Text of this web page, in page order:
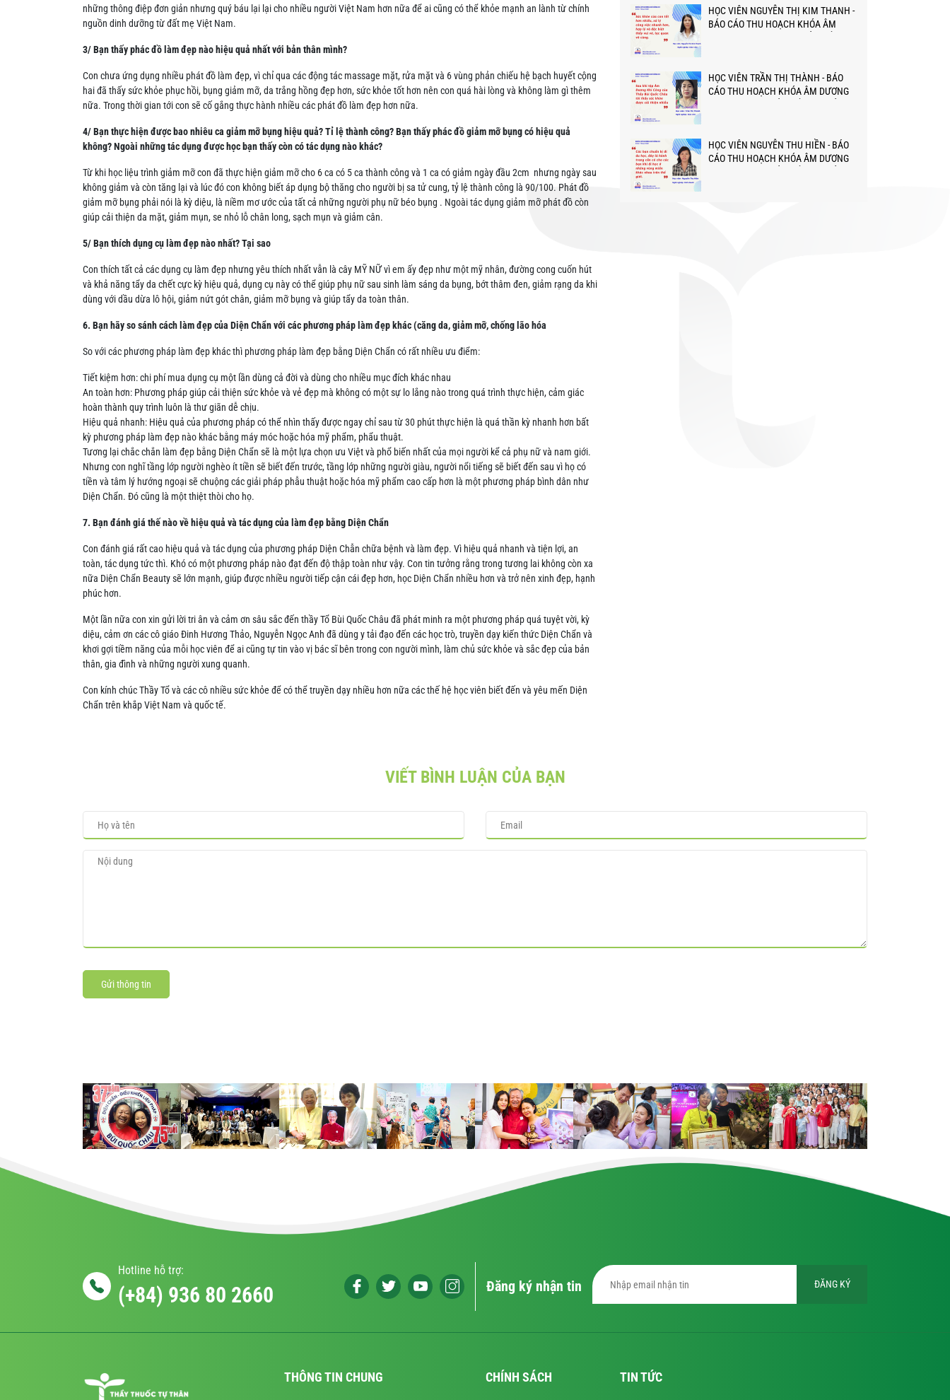
những thông điệp đơn giản nhưng quý báu lại lại cho nhiều người Việt Nam hơn nữa để ai cũng có thể khỏe mạnh an lành từ chính
nguồn dinh dưỡng từ đất mẹ Việt Nam.
3/ Bạn thấy phác đồ làm đẹp nào hiệu quả nhất với bản thân mình?
Con chưa ứng dụng nhiều phát đồ làm đẹp, vì chỉ qua các động tác massage mặt, rửa mặt và 6 vùng phản chiếu hệ bạch huyết cộng
hai đã thấy sức khỏe phục hồi, bụng giảm mỡ, da trắng hồng đẹp hơn, sức khỏe tốt hơn nên con quá hài lòng và không làm gì thêm
nữa. Trong thời gian tới con sẽ cố gắng thực hành nhiều các phát đồ làm đẹp hơn nữa.
4/ Bạn thực hiện được bao nhiêu ca giảm mỡ bụng hiệu quả? Tỉ lệ thành công? Bạn thấy phác đồ giảm mỡ bụng có hiệu quả
không? Ngoài những tác dụng được học bạn thấy còn có tác dụng nào khác?
Từ khi học liệu trình giảm mỡ con đã thực hiện giảm mỡ cho 6 ca có 5 ca thành công và 1 ca có giảm ngày đầu 2cm nhưng ngày sau
không giảm và còn tăng lại và lúc đó con không biết áp dụng bộ thăng cho người bị sa tử cung, tỷ lệ thành công là 90/100. Phát đồ
giảm mỡ bụng phải nói là kỳ diệu, là niềm mơ ước của tất cả những người phụ nữ béo bụng . Ngoài tác dụng giảm mỡ phát đồ còn
giúp cải thiện da mặt, giảm mụn, se nhỏ lỗ chân long, sạch mụn và giảm cân.
5/ Bạn thích dụng cụ làm đẹp nào nhất? Tại sao
Con thích tất cả các dụng cụ làm đẹp nhưng yêu thích nhất vẫn là cây MỸ NỮ vì em ấy đẹp như một mỹ nhân, đường cong cuốn hút
và khả năng tẩy da chết cực kỳ hiệu quả, dụng cụ này có thể giúp phụ nữ sau sinh làm sáng da bụng, bớt thâm đen, giảm rạng da khi
dùng với dầu dừa lô hội, giảm nứt gót chân, giảm mỡ bụng và giúp tẩy da toàn thân.
6. Bạn hãy so sánh cách làm đẹp của Diện Chẩn với các phương pháp làm đẹp khác (căng da, giảm mỡ, chống lão hóa
So với các phương pháp làm đẹp khác thì phương pháp làm đẹp bằng Diện Chẩn có rất nhiều ưu điểm:
Tiết kiệm hơn: chi phí mua dụng cụ một lần dùng cả đời và dùng cho nhiều mục đích khác nhau
An toàn hơn: Phương pháp giúp cải thiện sức khỏe và vẻ đẹp mà không có một sự lo lắng nào trong quá trình thực hiện, cảm giác
hoàn thành quy trình luôn là thư giãn dễ chịu.
Hiệu quả nhanh: Hiệu quả của phương pháp có thể nhìn thấy được ngay chỉ sau từ 30 phút thực hiện là quá thần kỳ nhanh hơn bất
kỳ phương pháp làm đẹp nào khác bằng máy móc hoặc hóa mỹ phẩm, phẩu thuật.
Tương lại chắc chắn làm đẹp bằng Diện Chẩn sẽ là một lựa chọn ưu Việt và phổ biến nhất của mọi người kể cả phụ nữ và nam giới.
Nhưng con nghĩ tầng lớp người nghèo ít tiền sẽ biết đến trước, tầng lớp những người giàu, người nổi tiếng sẽ biết đến sau vì họ có
tiền và tâm lý hướng ngoại sẽ chuộng các giải pháp phẫu thuật hoặc hóa mỹ phẩm cao cấp hơn là một phương pháp bình dân như
Diện Chẩn. Đó cũng là một thiệt thòi cho họ.
7. Bạn đánh giá thế nào về hiệu quả và tác dụng của làm đẹp bằng Diện Chẩn
Con đánh giá rất cao hiệu quả và tác dụng của phương pháp Diện Chẫn chữa bệnh và làm đẹp. Vì hiệu quả nhanh và tiện lợi, an
toàn, tác dụng tức thì. Khó có một phương pháp nào đạt đến độ thập toàn như vậy. Con tin tưởng rằng trong tương lai không còn xa
nữa Diện Chẩn Beauty sẽ lớn mạnh, giúp được nhiều người tiếp cận cái đẹp hơn, học Diện Chẩn nhiều hơn và trở nên xinh đẹp, hạnh
phúc hơn.
Một lần nữa con xin gửi lời tri ân và cảm ơn sâu sắc đến thầy Tổ Bùi Quốc Châu đã phát minh ra một phương pháp quá tuyệt vời, kỳ
diệu, cảm ơn các cô giáo Đinh Hương Thảo, Nguyễn Ngọc Anh đã dùng y tải đạo đến các học trò, truyền dạy kiến thức Diện Chẩn và
khơi gợi tiềm năng của mỗi học viên để ai cũng tự tin vào vị bác sĩ bên trong con người mình, làm chủ sức khỏe và sắc đẹp của bản
thân, gia đình và những người xung quanh.
Con kính chúc Thầy Tổ và các cô nhiều sức khỏe để có thể truyền dạy nhiều hơn nữa các thế hệ học viên biết đến và yêu mến Diện
Chẩn trên khắp Việt Nam và quốc tế.
HỌC VIÊN NGUYỄN THỊ KIM THANH -
BÁO CÁO THU HOẠCH KHÓA ÂM
HỌC VIÊN TRẦN THỊ THÀNH - BÁO
CÁO THU HOẠCH KHÓA ÂM DƯƠNG
HỌC VIÊN NGUYỄN THU HIỀN - BÁO
CÁO THU HOẠCH KHÓA ÂM DƯƠNG
VIẾT BÌNH LUẬN CỦA BẠN
Gửi thông tin
Hotline hỗ trợ:
(+84) 936 80 2660 Đăng ký nhận tin ĐĂNG KÝ
THÔNG TIN CHUNG CHÍNH SÁCH TIN TỨC